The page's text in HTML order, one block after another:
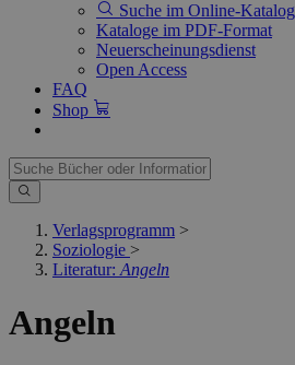
Suche im Online-Katalog
Kataloge im PDF-Format
Neuerscheinungsdienst
Open Access
FAQ
Shop
Verlagsprogramm >
Soziologie >
Literatur: Angeln
Angeln